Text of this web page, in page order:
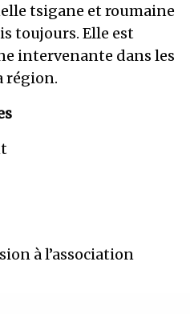
tsigane et roumaine
toujours. Elle est
intervenante dans les
région.
à l’association